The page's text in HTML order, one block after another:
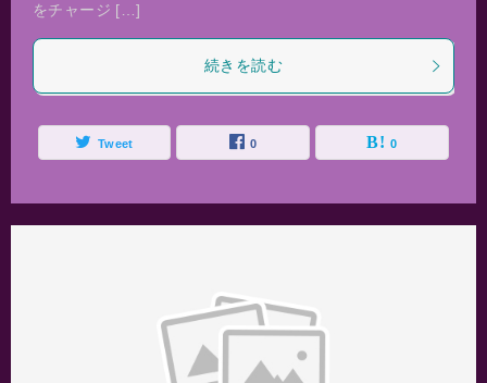
をチャージ […]
続きを読む
Tweet 0 0